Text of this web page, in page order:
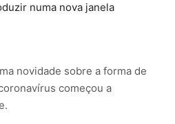
numa nova janela
novidade sobre a forma de
começou a